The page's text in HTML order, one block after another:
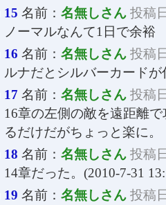
15 名前： 名無しさん 投稿
ノーマルなんて1日で余裕
16 名前： 名無しさん 投稿
ルナだとシルバーカード
17 名前： 名無しさん 投稿
16章の左側の敵を遠距離
るだけだがちょっと楽に。
18 名前： 名無しさん 投稿
14章だった。(2010-7-31
19 名前： 名無しさん 投稿